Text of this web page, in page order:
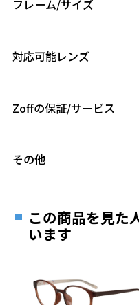
何かを始める自由も。
これまでにない、あなただけの
【ポイント】
と安全性。
と心地よさ。
【付属品】Galileoオリジナル
Galileoの形状記憶をサポート
※柄や色味の出方に個体差が
フレーム/サイズ
B ブリッジ(鼻部分)の横幅
対応可能レンズ
フレームとレンズ
Zoffの保証/サービス
安心1 フレーム１
きます。
※保証期間内に交換が行
その他
ご希望のお客さまは、「
最寄りのZoff実店舗にて
※サングラスやパッケー
談ください。
この商品を見た
います